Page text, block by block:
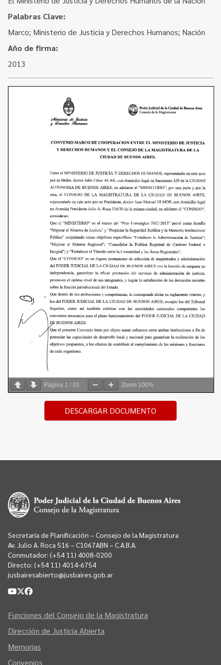
Convenios
Concursos
Acceso a la información Pública
Tenés Derechos
Plan de Gobierno Abierto en la Justicia
Recursos y Acceso a la Justicia
Programa Educación en Derechos Humanos
Transparencia
Contacto
Palabras Clave:
Marco; Ministerio de Justicia y Derechos Humanos; Nación
Año de firma:
2013
Página 1 / 33 Zoom 100%
DESCARGAR DOCUMENTO
Secretaría de Planificación – Consejo de la Magistratura
Av. Julio A. Roca 516 – C1067ABN – C.A.B.A.
Conmutador: (+54 11) 4008-0200
Directo: (+54 11) 4014-6754
jusbairesabierto@jusbaires.gob.ar
Funciones del Consejo de la Magistratura
Dirección de Justicia Abierta
Memorias
Convenios